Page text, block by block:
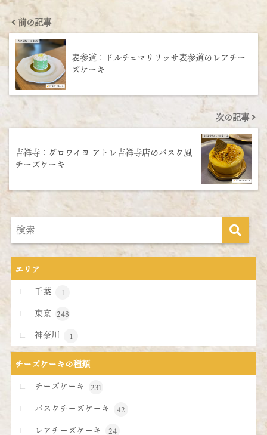
前の記事
表参道：ドルチェマリリッサ表参道のレアチー
ズケーキ
次の記事
吉祥寺：ダロワイヨ アトレ吉祥寺店のバスク風
チーズケーキ
エリア
千葉
1
東京 248
神奈川 1
チーズケーキの種類
チーズケーキ
231
バスクチーズケーキ 42
レアチーズケーキ 24